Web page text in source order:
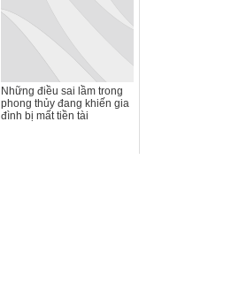
Những điều sai lầm trong
phong thủy đang khiến gia
đình bị mất tiền tài